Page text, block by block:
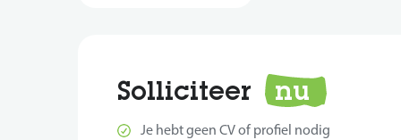
Solliciteer nu
Je hebt geen CV of profiel nodig